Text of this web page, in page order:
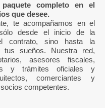
completo en el
que desee.
te acompañamos en el
desde el inicio de la
contrato, sino hasta la
tus sueños. Nuestra red,
asesores fiscales,
y trámites oficiales y
comerciantes y
competentes.